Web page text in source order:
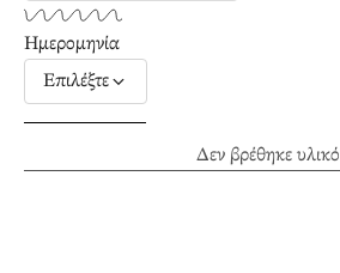
Δεν βρέθηκε υλικό
Ημερομηνία
Επιλέξτε